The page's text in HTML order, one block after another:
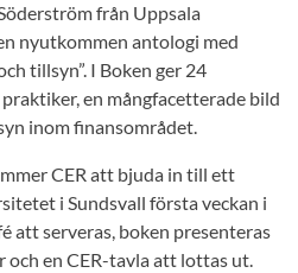
från Uppsala
nyutkommen antologi med
tillsyn”. I Boken ger 24
en mångfacetterade bild
inom finansområdet.
CER att bjuda in till ett
i Sundsvall första veckan i
att serveras, boken presenteras
och en CER-tavla att lottas ut.